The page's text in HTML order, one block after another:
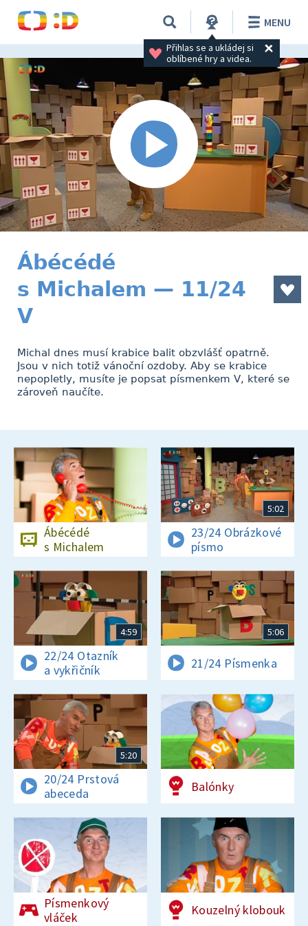
Přihlas se a ukládej si
oblíbené hry a videa.
MENU
Ábécédé
s Michalem — 11/24
V
Michal dnes musí krabice balit obzvlášť opatrně.
Jsou v nich totiž vánoční ozdoby. Aby se krabice
nepopletly, musíte je popsat písmenkem V, které se
zároveň naučíte.
Ábécédé
s Michalem
5:02
23/24 Obrázkové
písmo
4:59
22/24 Otazník
a vykřičník
5:06
21/24 Písmenka
5:20
20/24 Prstová
abeceda
Balónky
Písmenkový
vláček
Kouzelný klobouk